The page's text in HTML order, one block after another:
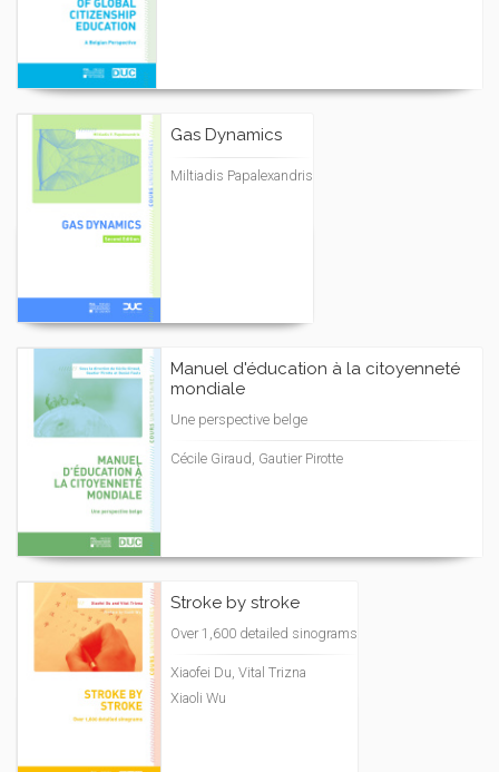
Gas Dynamics
Miltiadis Papalexandris
Manuel d'éducation à la citoyenneté
mondiale
Une perspective belge
Cécile Giraud, Gautier Pirotte
Stroke by stroke
Over 1,600 detailed sinograms
Xiaofei Du, Vital Trizna
Xiaoli Wu